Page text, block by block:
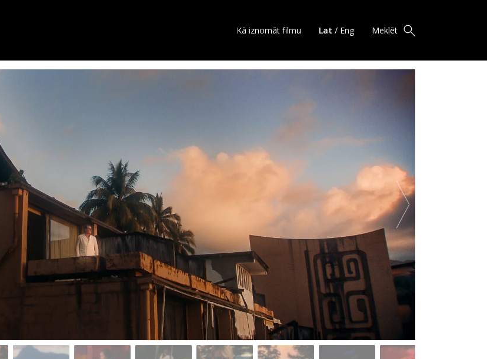
Kā iznomāt filmu Lat / Eng Meklēt